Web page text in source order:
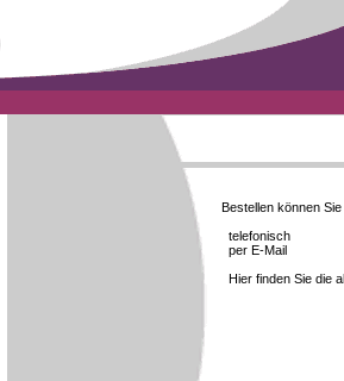
Bestellen können Sie
telefonisch
per E-Mail
Hier finden Sie die